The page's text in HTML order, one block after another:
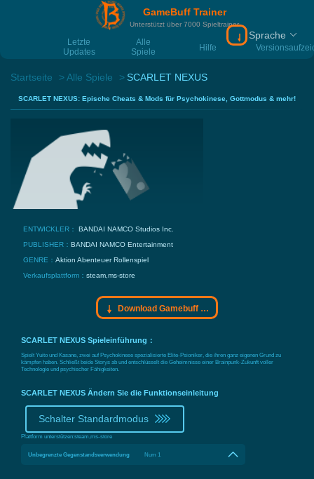
GameBuff Trainer
Unterstützt über 7000 Spieltrainer
Letzte
Updates
Alle
Spiele
Hilfe
Download
Sprache
Startseite Alle Spiele SCARLET NEXUS
SCARLET NEXUS: Epische Cheats & Mods für Psychokinese, Gottmodus & mehr!
ENTWICKLER： BANDAI NAMCO Studios Inc.
PUBLISHER： BANDAI NAMCO Entertainment
GENRE： Aktion AbenteuerRollenspiel
Verkaufsplattform： steam,ms-store
Download Gamebuff Trainer
SCARLET NEXUS Spieleinführung：
Spielt Yuito und Kasane, zwei auf Psychokinese spezialisierte Elite-Psioniker, die ihren ganz eigenen Grund zu
kämpfen haben. Schließt beide Storys ab und entschlüsselt die Geheimnisse einer Brainpunk-Zukunft voller
Technologie und psychischer Fähigkeiten.
SCARLET NEXUS Ändern Sie die Funktionseinleitung
Schalter Standardmodus
Plattform unterstützen:steam,ms-store
Unbegrenzte Gegenstandsverwendung Num 1